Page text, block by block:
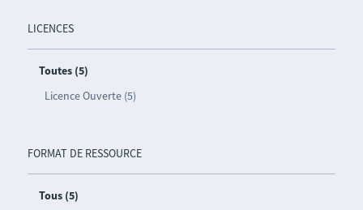
LICENCES
Toutes (5)
Licence Ouverte (5)
FORMAT DE RESSOURCE
Tous (5)